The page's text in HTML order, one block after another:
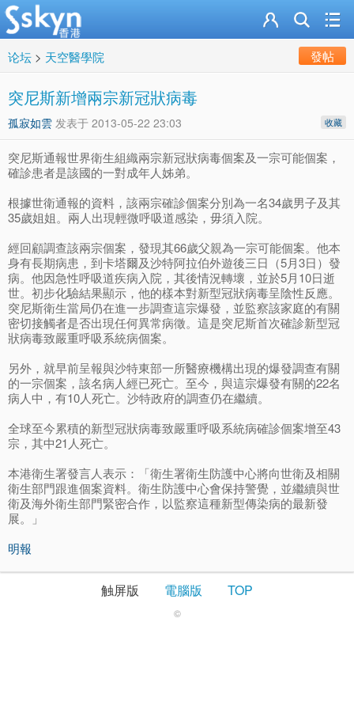
论坛 > 天空醫學院 發帖
突尼斯新增兩宗新冠狀病毒
收藏
孤寂如雲 发表于 2013-05-22 23:03
突尼斯通報世界衛生組織兩宗新冠狀病毒個案及一宗可能個案，
確診患者是該國的一對成年人姊弟。
根據世衛通報的資料，該兩宗確診個案分別為一名34歲男子及其
35歲姐姐。兩人出現輕微呼吸道感染，毋須入院。
經回顧調查該兩宗個案，發現其66歲父親為一宗可能個案。他本
身有長期病患，到卡塔爾及沙特阿拉伯外遊後三日（5月3日）發
病。他因急性呼吸道疾病入院，其後情況轉壞，並於5月10日逝
世。初步化驗結果顯示，他的樣本對新型冠狀病毒呈陰性反應。
突尼斯衛生當局仍在進一步調查這宗爆發，並監察該家庭的有關
密切接觸者是否出現任何異常病徵。這是突尼斯首次確診新型冠
狀病毒致嚴重呼吸系統病個案。
另外，就早前呈報與沙特東部一所醫療機構出現的爆發調查有關
的一宗個案，該名病人經已死亡。至今，與這宗爆發有關的22名
病人中，有10人死亡。沙特政府的調查仍在繼續。
全球至今累積的新型冠狀病毒致嚴重呼吸系統病確診個案增至43
宗，其中21人死亡。
本港衛生署發言人表示：「衛生署衛生防護中心將向世衛及相關
衛生部門跟進個案資料。衛生防護中心會保持警覺，並繼續與世
衛及海外衛生部門緊密合作，以監察這種新型傳染病的最新發
展。」
明報
触屏版 電腦版 TOP
©